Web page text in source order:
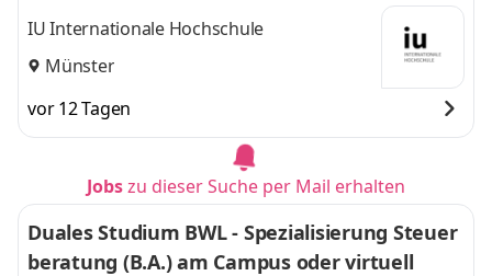
l
IU Internationale Hochschule
Münster
vor 12 Tagen
Jobszu dieser Suche per Mail erhalten
Duales Studium BWL - Spezialisierung Steuer
beratung (B.A.) am Campus oder virtuell